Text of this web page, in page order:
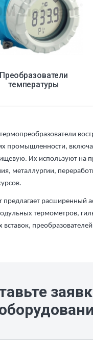
Преобразователи
температуры
промышленности,
Их используют на
металлургии,
предлагает расширенный
термометров,
преобразователей